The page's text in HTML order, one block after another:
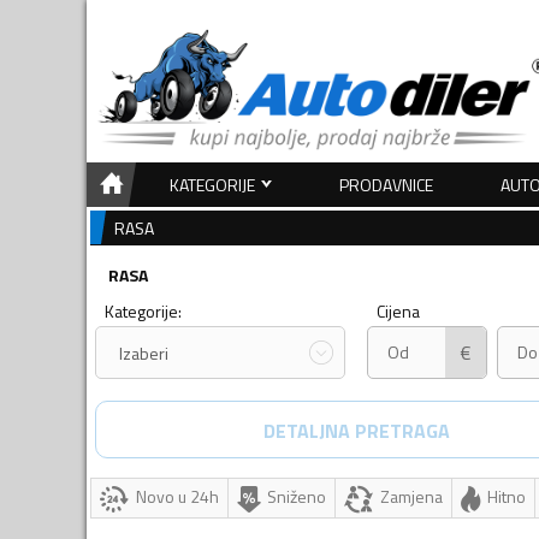
KATEGORIJE PRODAVNICE
RASA
RASA
Kategorije:
Izaberi
Cijena
€
DETALJNA PRETRAGA
Novo u 24h Sniženo Zamjena Hitno